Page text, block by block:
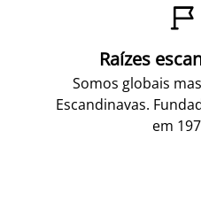

Raízes
Somos globais
Escandinavas.
em